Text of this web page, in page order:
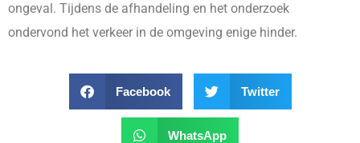
ongeval. Tijdens de afhandeling en het onderzoek
ondervond het verkeer in de omgeving enige hinder.
Facebook Twitter
WhatsApp